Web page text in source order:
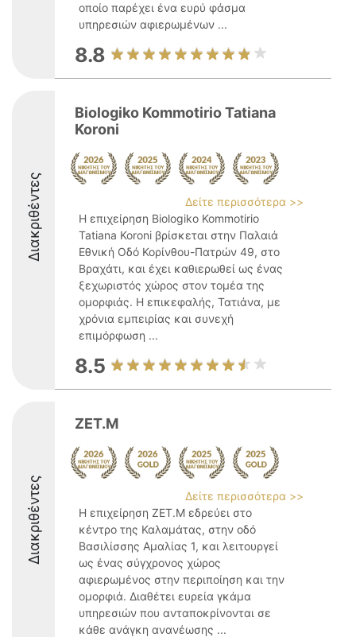
οποίο παρέχει ένα ευρύ φάσμα
υπηρεσιών αφιερωμένων ...
8.8
Διακριθέντες
Biologiko Kommotirio Tatiana
Koroni
Δείτε περισσότερα >>
Η επιχείρηση Biologiko Kommotirio
Tatiana Koroni βρίσκεται στην Παλαιά
Εθνική Οδό Κορίνθου-Πατρών 49, στο
Βραχάτι, και έχει καθιερωθεί ως ένας
ξεχωριστός χώρος στον τομέα της
ομορφιάς. Η επικεφαλής, Τατιάνα, με
χρόνια εμπειρίας και συνεχή
επιμόρφωση ...
8.5
Διακριθέντες
ZET.M
Δείτε περισσότερα >>
Η επιχείρηση ZET.M εδρεύει στο
κέντρο της Καλαμάτας, στην οδό
Βασιλίσσης Αμαλίας 1, και λειτουργεί
ως ένας σύγχρονος χώρος
αφιερωμένος στην περιποίηση και την
ομορφιά. Διαθέτει ευρεία γκάμα
υπηρεσιών που ανταποκρίνονται σε
κάθε ανάγκη ανανέωσης ...